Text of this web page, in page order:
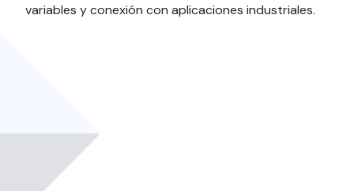
variables y conexión con aplicaciones industriales.